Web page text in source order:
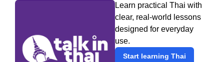
Learn practical Thai with
clear, real-world lessons
designed for everyday
use.
Start learning Thai